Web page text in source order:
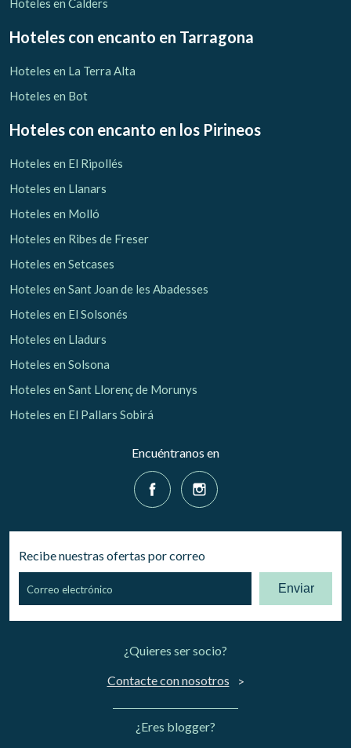
Hoteles en Calders
Hoteles con encanto en Tarragona
Hoteles en La Terra Alta
Hoteles en Bot
Hoteles con encanto en los Pirineos
Hoteles en El Ripollés
Hoteles en Llanars
Hoteles en Molló
Hoteles en Ribes de Freser
Hoteles en Setcases
Hoteles en Sant Joan de les Abadesses
Hoteles en El Solsonés
Hoteles en Lladurs
Hoteles en Solsona
Hoteles en Sant Llorenç de Morunys
Hoteles en El Pallars Sobirá
Encuéntranos en
Recibe nuestras ofertas por correo
Enviar
¿Quieres ser socio?
Contacte con nosotros
¿Eres blogger?